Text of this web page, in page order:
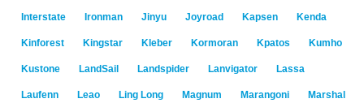
Interstate Ironman Jinyu Joyroad Kapsen Kenda
Kinforest Kingstar Kleber Kormoran Kpatos Kumho
Kustone LandSail Landspider Lanvigator Lassa
Laufenn Leao Ling Long Magnum Marangoni Marshal